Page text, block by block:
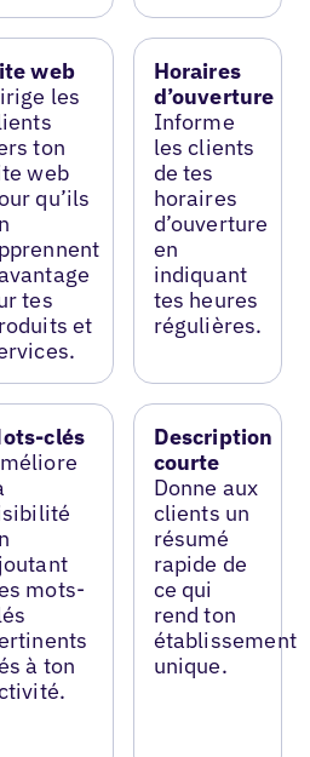
web
les
ton
web
qu’ils
tes
et
Horaires
d’ouverture
Informe
les clients
de tes
horaires
d’ouverture
en
indiquant
tes heures
régulières.
clés
mots-
à ton
Description
courte
Donne aux
clients un
résumé
rapide de
ce qui
rend ton
établissement
unique.